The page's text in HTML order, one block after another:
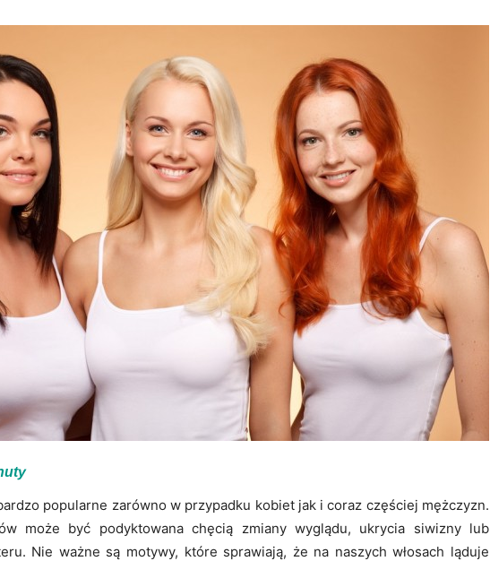
popularne zarówno w przypadku kobiet jak i coraz częściej mężczyzn.
może być podyktowana chęcią zmiany wyglądu, ukrycia siwizny lub
Nie ważne są motywy, które sprawiają, że na naszych włosach ląduje